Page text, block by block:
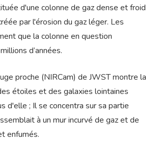
d'une colonne de gaz dense et froid
par l'érosion du gaz léger. Les
que la colonne en question
d’années.
proche (NIRCam) de JWST montre la
étoiles et des galaxies lointaines
d'elle ; Il se concentra sur sa partie
à un mur incurvé de gaz et de
enfumés.